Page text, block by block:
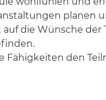
planen
die Wünsche
Fähigkeiten den